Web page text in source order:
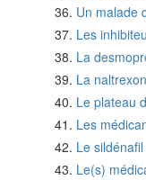
Un malade
Les
La
La
Le plateau
Les
Le
Le(s)